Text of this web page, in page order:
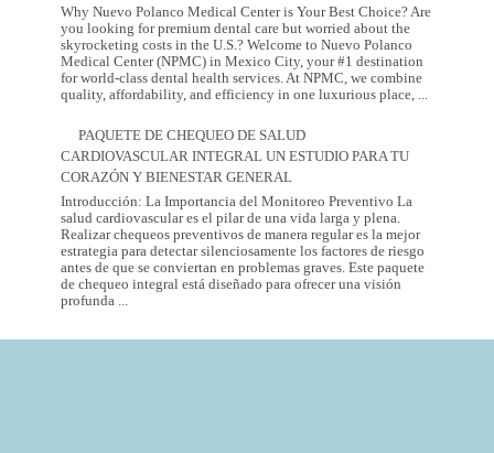
Party?
Descubre
la
tendencia
más
saludable
Why Nuevo Polanco Medical Center is Your Best Choice? Are
you looking for premium dental care but worried about the
skyrocketing costs in the U.S.? Welcome to Nuevo Polanco
Medical Center (NPMC) in Mexico City, your #1 destination
for world-class dental health services. At NPMC, we combine
quality, affordability, and efficiency in one luxurious place,
PAQUETE DE CHEQUEO DE SALUD
CARDIOVASCULAR INTEGRAL UN ESTUDIO PARA TU
CORAZÓN Y BIENESTAR GENERAL
Introducción: La Importancia del Monitoreo Preventivo La
salud cardiovascular es el pilar de una vida larga y plena.
Realizar chequeos preventivos de manera regular es la mejor
estrategia para detectar silenciosamente los factores de riesgo
antes de que se conviertan en problemas graves. Este paquete
de chequeo integral está diseñado para ofrecer una visión
profunda ...